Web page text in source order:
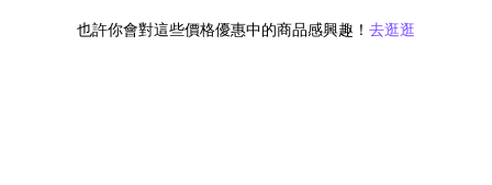
也許你會對這些價格優惠中的商品感興趣！ 去逛逛